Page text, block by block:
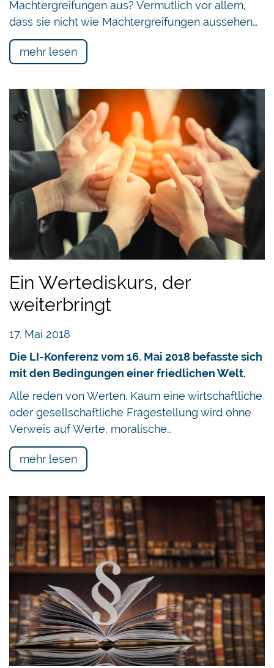
Machtergreifungen aus? Vermutlich vor allem,
dass sie nicht wie Machtergreifungen aussehen…
mehr lesen
Ein Wertediskurs, der
weiterbringt
17. Mai 2018
Die LI-Konferenz vom 16. Mai 2018 befasste sich
mit den Bedingungen einer friedlichen Welt.
Alle reden von Werten. Kaum eine wirtschaftliche
oder gesellschaftliche Fragestellung wird ohne
Verweis auf Werte, moralische…
mehr lesen